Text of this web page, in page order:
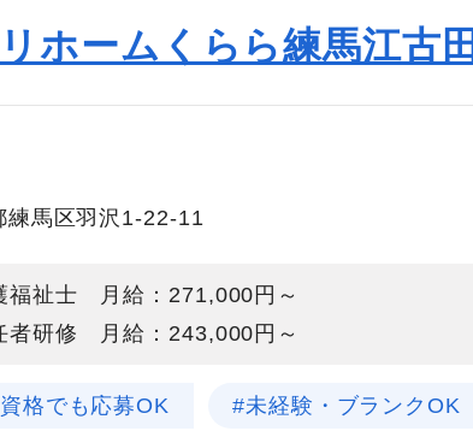
ホームくらら練馬江古田
練馬区羽沢1-22-11
福祉士 月給：271,000円～
者研修 月給：243,000円～
格でも応募OK #未経験・ブランクOK